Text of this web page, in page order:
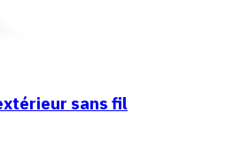
sans fil